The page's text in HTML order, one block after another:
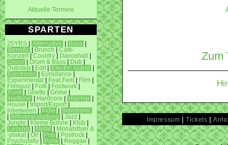
Aktuelle Termine
SPARTEN
25YRS Alternative Bass
Benefiz
Brunch
Café-
Konzert
Country Dancehall
Disco
Drum & Bass Dub
Dubstep
Edit Electric island
Electronic
Eurodance
Experimental
Feat.Fem Film
Filmquiz
Folk Footwork
Funk
Ghetto Grime
Halftime
Hardcore HipHop
House
Import/Export
Inbetween
Indie
Indietronic
Infoveranstaltung Jazz
Jungle
Kleine Bühne Klub
Lesung
Metal
Monatsflyer &
-plakat
Oi! Pop Postrock
Psychobilly
Punk Reggae
Zum
Impressum |Tickets |